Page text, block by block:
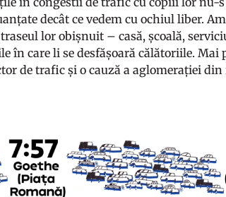
decât ce vedem cu ochiul liber.
lor obișnuit – casă, școală,
care li se desfășoară călătoriile. Mai
de trafic și o cauză a aglomerației